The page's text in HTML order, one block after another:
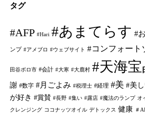
タグ
#AFP #Hari #あまてらす #
ンプ #アメブロ #ウェブサイト #コンフォート
田谷ボロ市 #会計 #大寒 #大鹿村 #天海宝
謝 #数字 #月ごよみ #税理士 #経理 #美 #美
が好き #賞賛 #長野 #集い #露店 #魔法のランプ オ
クレンジング ココナッツオイル デトックス 健康 ＃